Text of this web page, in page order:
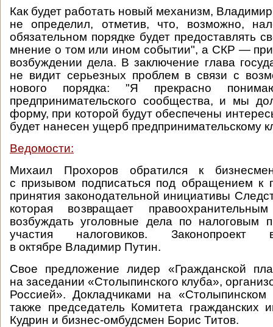
Как будет работать новый механизм,
не определил, отметив, что, возможно,
обязательном порядке будет предоставлять
мнение о том или ином событии", а СКР —
возбуждении дела. В заключение глава
не видит серьезных проблем в связи с
нового порядка: "Я прекрасно
предпринимательского сообщества, и мы
форму, при которой будут обеспечены
будет нанесен ущерб предпринимательскому
Ведомости:
Михаил Прохоров обратился к
с призывом подписаться под обращением к
принятия законодательной инициативы
которая возвращает
возбуждать уголовные дела по налоговым
участия налоговиков.
в октябре Владимир Путин.
Свое предложение лидер «Гражданской
на заседании «Столыпинского клуба»,
Россией». Докладчиками на «Столыпинском
также председатель Комитета гражданских
Кудрин и бизнес-омбудсмен Борис Титов.